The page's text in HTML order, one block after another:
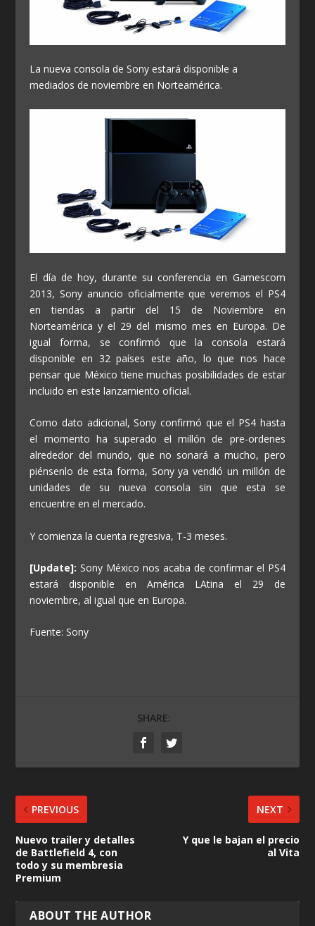
La nueva consola de Sony estará disponible a
mediados de noviembre en Norteamérica.
El día de hoy, durante su conferencia en Gamescom
2013, Sony anuncio oficialmente que veremos el PS4
en tiendas a partir del 15 de Noviembre en
Norteamérica y el 29 del mismo mes en Europa. De
igual forma, se confirmó que la consola estará
disponible en 32 países este año, lo que nos hace
pensar que México tiene muchas posibilidades de estar
incluido en este lanzamiento oficial.
Como dato adicional, Sony confirmó que el PS4 hasta
el momento ha superado el millón de pre-ordenes
alrededor del mundo, que no sonará a mucho, pero
piénsenlo de esta forma, Sony ya vendió un millón de
unidades de su nueva consola sin que esta se
encuentre en el mercado.
Y comienza la cuenta regresiva, T-3 meses.
[Update]: Sony México nos acaba de confirmar el PS4
estará disponible en América LAtina el 29 de
noviembre, al igual que en Europa.
Fuente: Sony
SHARE:
PREVIOUS
Nuevo trailer y detalles
de Battlefield 4, con
todo y su membresia
Premium
NEXT
Y que le bajan el precio
al Vita
ABOUT THE AUTHOR